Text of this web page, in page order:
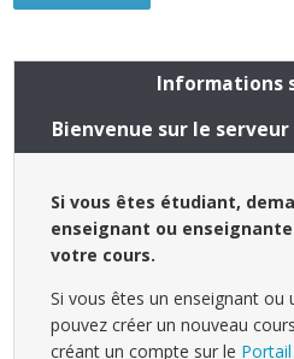
Informations
Bienvenue sur le serveur
Si vous êtes étudiant,
enseignant ou
votre cours.
Si vous êtes un enseignant ou
pouvez créer un nouveau
créant un compte sur le